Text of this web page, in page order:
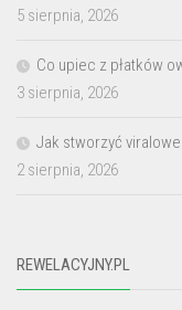
5 sierpnia, 2026
Co upiec z płatków
3 sierpnia, 2026
Jak stworzyć
2 sierpnia, 2026
REWELACYJNY.PL